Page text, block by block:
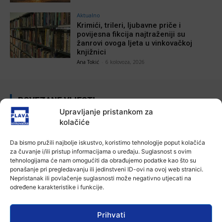
Upravljanje pristankom za
kolačiće
Da bismo pružili najbolje iskustvo, koristimo tehnologije poput kolačića
za čuvanje i/ili pristup informacijama o uređaju. Suglasnost s ovim
tehnologijama će nam omogućiti da obrađujemo podatke kao što su
ponašanje pri pregledavanju ili jedinstveni ID-ovi na ovoj web stranici.
Nepristanak ili povlačenje suglasnosti može negativno utjecati na
određene karakteristike i funkcije.
Prihvati
Aktualno
Krimići, trileri, ljubavne priče i
povijesna fikcija najtraženiji su
žanrovi ovoga ljeta u vinkovačkoj
knjižnici
Ana Tokić 6 kolovoza, 2026
POVEZANE VIJESTI
Aktualno
Za dva tjedna započinje još jedna
7 kolovoza, 2026
Aktualno
U Županji održana Ljetna škola magije